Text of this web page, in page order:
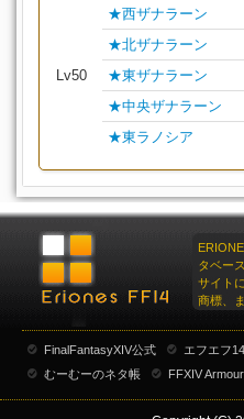
Lv50
★西ザナラーン
★北ザナラーン
★東ザナラーン
★中央ザナラーン
★東ラノシア
タベー
サイト
商標、
FinalFantasyXIV公式 エフエフ
むーむーのネタ帳
FFXIV